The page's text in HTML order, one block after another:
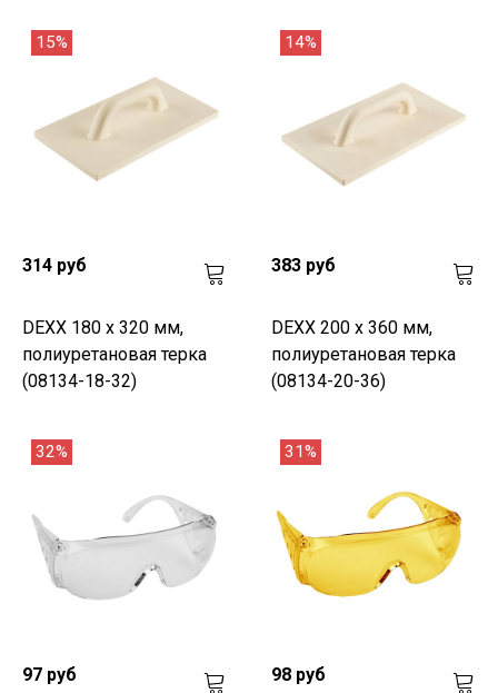
15%
314 руб
DEXX 180 х 320 мм,
полиуретановая терка
(08134-18-32)
14%
383 руб
DEXX 200 х 360 мм,
полиуретановая терка
(08134-20-36)
32%
97 руб
31%
98 руб